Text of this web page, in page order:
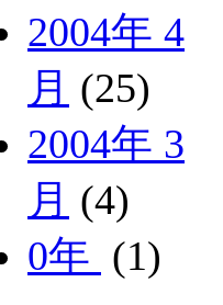
2004年 4
月 (25)
2004年 3
月 (4)
0年 (1)